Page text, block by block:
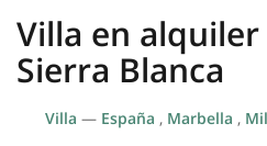
Villa en
Sierra Blanca
Villa — España , Marbella ,